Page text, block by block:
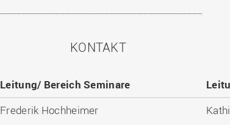
KONTAKT
Leitung/ Bereich Seminare
Frederik Hochheimer